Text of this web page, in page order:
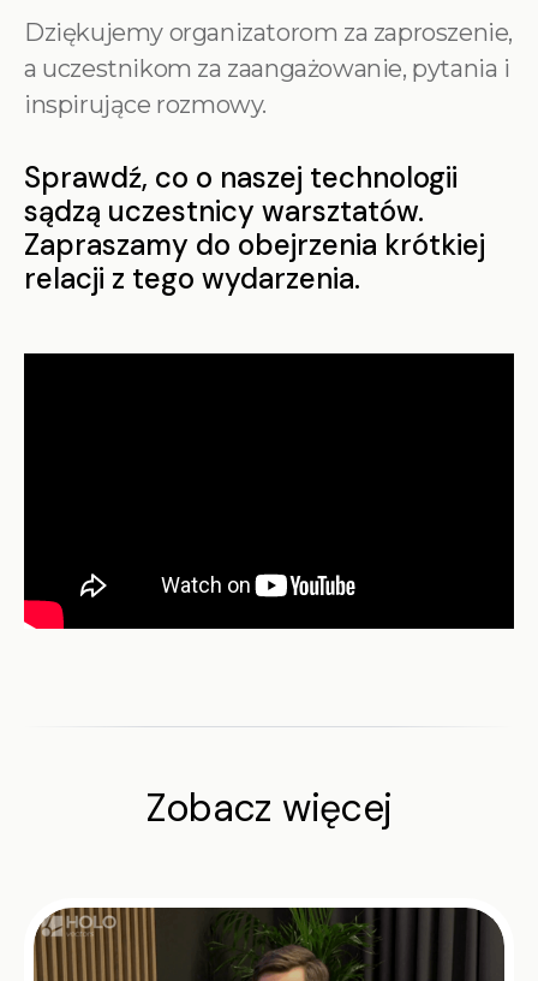
Dziękujemy organizatorom za zaproszenie,
a uczestnikom za zaangażowanie, pytania i
inspirujące rozmowy.
Sprawdź, co o naszej technologii
sądzą uczestnicy warsztatów.
Zapraszamy do obejrzenia krótkiej
relacji z tego wydarzenia.
Zobacz więcej